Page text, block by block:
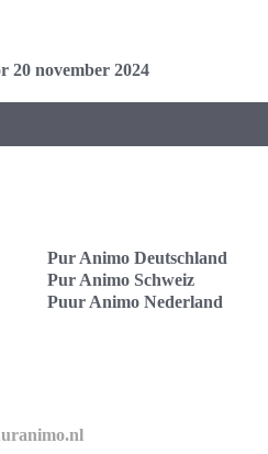
20 november 2024
Pur Animo Deutschland
Pur Animo Schweiz
Puur Animo Nederland